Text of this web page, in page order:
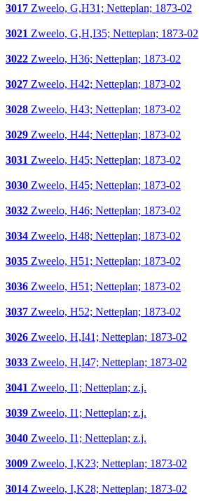
3017 Zweelo, G,H31; Netteplan; 1873-02
3021 Zweelo, G,H,I35; Netteplan; 1873-02
3022 Zweelo, H36; Netteplan; 1873-02
3027 Zweelo, H42; Netteplan; 1873-02
3028 Zweelo, H43; Netteplan; 1873-02
3029 Zweelo, H44; Netteplan; 1873-02
3031 Zweelo, H45; Netteplan; 1873-02
3030 Zweelo, H45; Netteplan; 1873-02
3032 Zweelo, H46; Netteplan; 1873-02
3034 Zweelo, H48; Netteplan; 1873-02
3035 Zweelo, H51; Netteplan; 1873-02
3036 Zweelo, H51; Netteplan; 1873-02
3037 Zweelo, H52; Netteplan; 1873-02
3026 Zweelo, H,I41; Netteplan; 1873-02
3033 Zweelo, H,I47; Netteplan; 1873-02
3041 Zweelo, I1; Netteplan; z.j.
3039 Zweelo, I1; Netteplan; z.j.
3040 Zweelo, I1; Netteplan; z.j.
3009 Zweelo, I,K23; Netteplan; 1873-02
3014 Zweelo, I,K28; Netteplan; 1873-02